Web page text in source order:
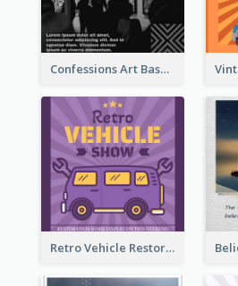
Confessions Art Basel Instagram Post
Retro Vehicle Restoration Instagram Post